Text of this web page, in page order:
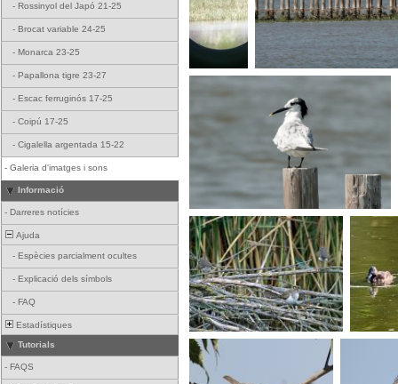
- Rossinyol del Japó 21-25
- Brocat variable 24-25
- Monarca 23-25
- Papallona tigre 23-27
- Escac ferruginós 17-25
- Coipú 17-25
- Cigalella argentada 15-22
- Galeria d'imatges i sons
Informació
- Darreres notícies
Ajuda
- Espècies parcialment ocultes
- Explicació dels símbols
- FAQ
Estadístiques
Tutorials
- FAQS